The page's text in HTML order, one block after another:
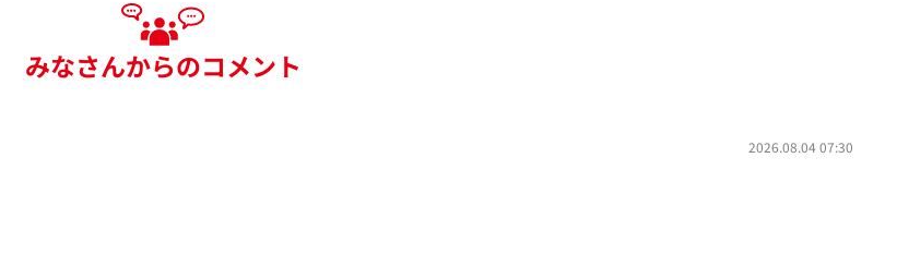
みなさんからのコメント
2026.08.04 07:30